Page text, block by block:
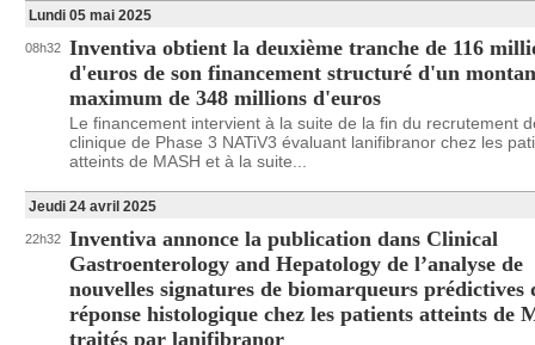
Lundi 05 mai 2025
08h32 Inventiva obtient la deuxième tranche de 116
d'euros de son financement structuré d'un
maximum de 348 millions d'euros
Le financement intervient à la suite de la fin du recrutement
clinique de Phase 3 NATiV3 évaluant lanifibranor chez les
atteints de MASH et à la suite...
Jeudi 24 avril 2025
22h32 Inventiva annonce la publication dans Clinical
Gastroenterology and Hepatology de l’analyse de
nouvelles signatures de biomarqueurs prédictives
réponse histologique chez les patients atteints de
traités par lanifibranor